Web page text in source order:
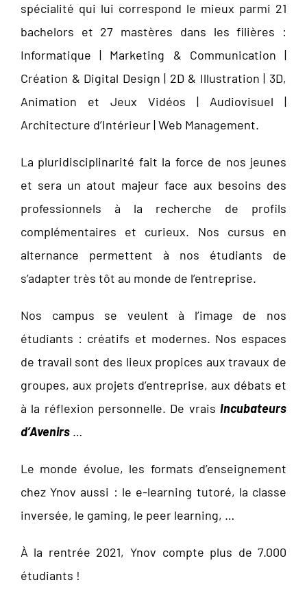
spécialité qui lui correspond le mieux parmi 21
bachelors et 27 mastères dans les filières :
Informatique | Marketing & Communication |
Création & Digital Design | 2D & Illustration | 3D,
Animation et Jeux Vidéos | Audiovisuel |
Architecture d’Intérieur | Web Management.
La pluridisciplinarité fait la force de nos jeunes
et sera un atout majeur face aux besoins des
professionnels à la recherche de profils
complémentaires et curieux. Nos cursus en
alternance permettent à nos étudiants de
s’adapter très tôt au monde de l’entreprise.
Nos campus se veulent à l’image de nos
étudiants : créatifs et modernes. Nos espaces
de travail sont des lieux propices aux travaux de
groupes, aux projets d’entreprise, aux débats et
à la réflexion personnelle. De vraisIncubateurs
d’Avenirs…
Le monde évolue, les formats d’enseignement
chez Ynov aussi : le e-learning tutoré, la classe
inversée, le gaming, le peer learning, …
À la rentrée 2021, Ynov compte plus de 7.000
étudiants !